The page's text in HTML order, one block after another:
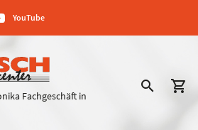
YouTube
Fachgeschäft in
search shopping_cart